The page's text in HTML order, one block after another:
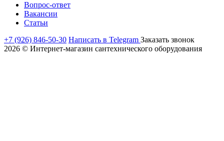
Вопрос-ответ
Вакансии
Статьи
+7 (926) 846-50-30 Написать в Telegram Заказать звонок
2026 © Интернет-магазин сантехнического оборудования